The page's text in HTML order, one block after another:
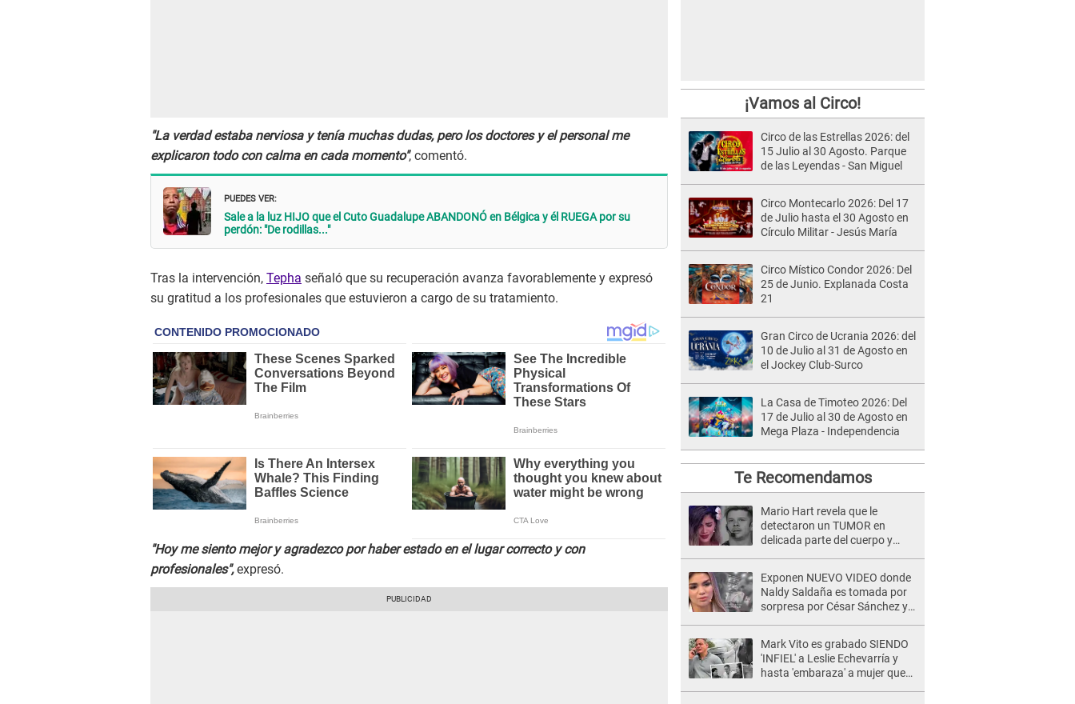
"La verdad estaba nerviosa y tenía muchas dudas, pero los doctores y el personal me
explicaron todo con calma en cada momento", comentó.
PUEDES VER:
Sale a la luz HIJO que el Cuto Guadalupe ABANDONÓ en Bélgica y él RUEGA por su
perdón: "De rodillas..."
Tras la intervención, Tepha señaló que su recuperación avanza favorablemente y expresó
su gratitud a los profesionales que estuvieron a cargo de su tratamiento.
"Hoy me siento mejor y agradezco por haber estado en el lugar correcto y con
profesionales",expresó.
¡Vamos al Circo!
Circo de las Estrellas 2026: del
15 Julio al 30 Agosto. Parque
de las Leyendas - San Miguel
Circo Montecarlo 2026: Del 17
de Julio hasta el 30 Agosto en
Círculo Militar - Jesús María
Circo Místico Condor 2026: Del
25 de Junio. Explanada Costa
21
Gran Circo de Ucrania 2026: del
10 de Julio al 31 de Agosto en
el Jockey Club-Surco
La Casa de Timoteo 2026: Del
17 de Julio al 30 de Agosto en
Mega Plaza - Independencia
Te Recomendamos
Mario Hart revela que le
detectaron un TUMOR en
delicada parte del cuerpo y
Exponen NUEVO VIDEO donde
Naldy Saldaña es tomada por
sorpresa por César Sánchez y
Mark Vito es grabado SIENDO
'INFIEL' a Leslie Echevarría y
hasta 'embaraza' a mujer que